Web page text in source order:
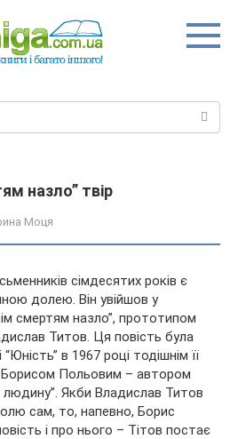
назло” твір
Моця
сімдесятих років є
долею. Він увійшов у
смертям назло”, прототипом
Титов. Ця повість була
в 1967 році тодішнім її
Польовим – автором
людину”. Якби Владислав Титов
сам, то, напевно, Борис
і про нього – Тітов постає